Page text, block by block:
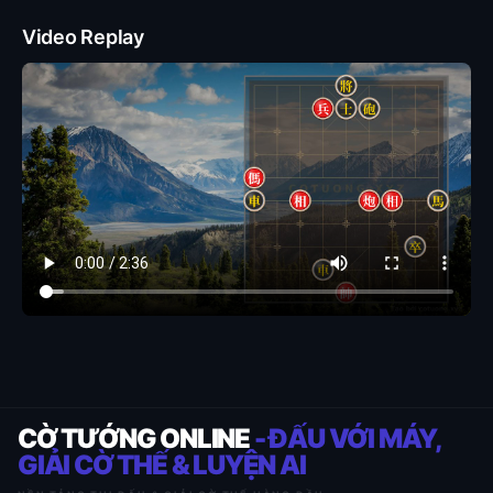
Video Replay
CỜ TƯỚNG ONLINE- ĐẤU VỚI MÁY,
GIẢI CỜ THẾ & LUYỆN AI